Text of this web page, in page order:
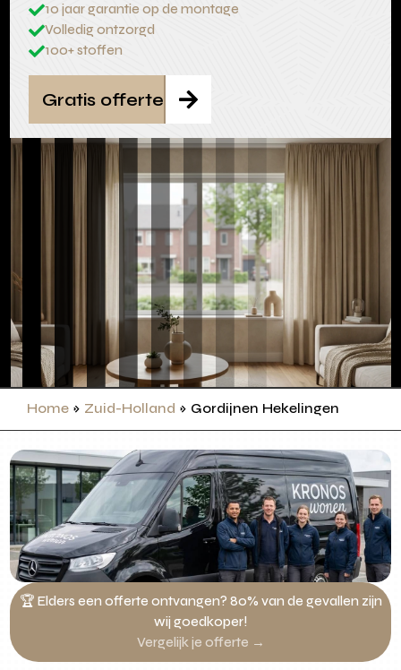
10 jaar garantie op de montage
Volledig ontzorgd
100+ stoffen

Gratis offerte
Home» Zuid-Holland » Gordijnen Hekelingen
🏆 Elders een offerte ontvangen? 80% van de gevallen zijn
wij goedkoper!
Vergelijk je offerte →